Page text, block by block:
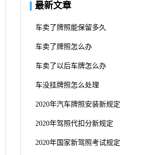
最新文章
车卖了牌照能保留多久
车卖了牌照怎么办
车卖了以后车牌怎么办
车没挂牌照怎么处理
2020年汽车牌照安装新规定
2020年驾照代扣分新规定
2020年国家新驾照考试规定